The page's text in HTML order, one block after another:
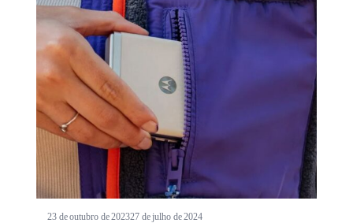
23 de outubro de 202327 de julho de 2024